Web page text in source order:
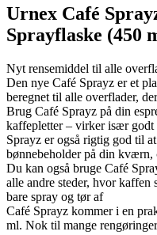
Urnex Café
Sprayflaske (450
Nyt rensemiddel til alle
Den nye Café Sprayz er et
beregnet til alle overflader,
Brug Café Sprayz på din
kaffepletter – virker især godt
Sprayz er også rigtig god til
bønnebeholder på din kværn,
Du kan også bruge Café
alle andre steder, hvor kaffen
bare spray og tør af
Café Sprayz kommer i en
ml. Nok til mange